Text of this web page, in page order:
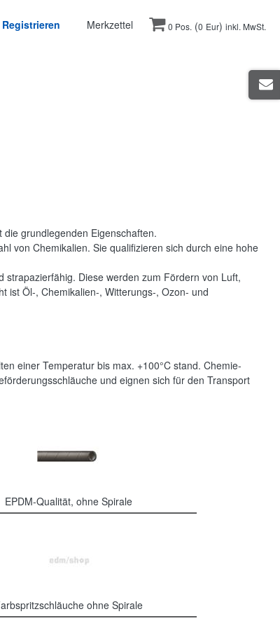
Registrieren Merkzettel 0 Pos. (0 Eur) inkl. MwSt.
die grundlegenden Eigenschaften.
von Chemikalien. Sie qualifizieren sich durch eine hohe
Diese werden zum Fördern von Luft,
ist Öl-, Chemikalien-, Witterungs-, Ozon- und
einer Temperatur bis max. +100°C stand. Chemie-
und eignen sich für den Transport
EPDM-Qualität, ohne Spirale
ohne Spirale